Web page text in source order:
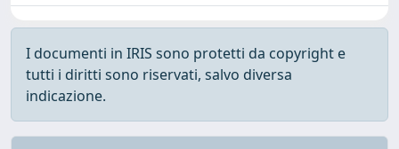
I documenti in IRIS sono protetti da copyright e
tutti i diritti sono riservati, salvo diversa
indicazione.